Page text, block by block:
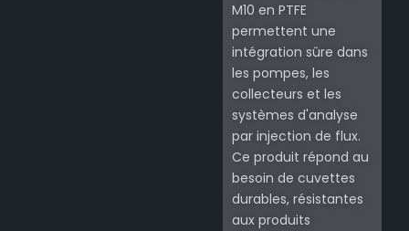
M10 en PTFE
permettent une
intégration sûre dans
les pompes, les
collecteurs et les
systèmes d'analyse
par injection de flux.
Ce produit répond au
besoin de cuvettes
durables, résistantes
aux produits